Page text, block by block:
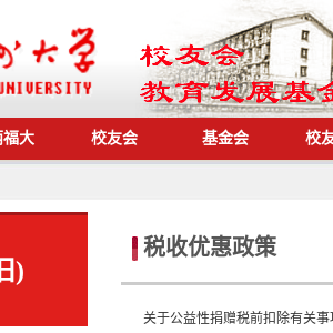
福大 校友会 基金会 校
)
税收优惠政策
关于公益性捐赠税前扣除有关事